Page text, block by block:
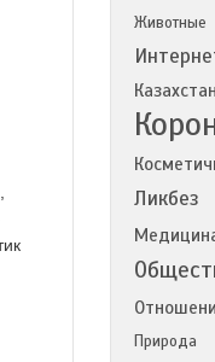
Животные
Казахстан
Ликбез
Природа